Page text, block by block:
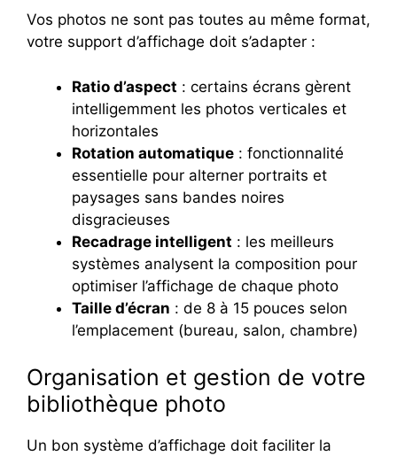
Vos photos ne sont pas toutes au même format,
votre support d’affichage doit s’adapter :
Ratio d’aspect : certains écrans gèrent
intelligemment les photos verticales et
horizontales
Rotation automatique : fonctionnalité
essentielle pour alterner portraits et
paysages sans bandes noires
disgracieuses
Recadrage intelligent : les meilleurs
systèmes analysent la composition pour
optimiser l’affichage de chaque photo
Taille d’écran : de 8 à 15 pouces selon
l’emplacement (bureau, salon, chambre)
Organisation et gestion de votre
bibliothèque photo
Un bon système d’affichage doit faciliter la